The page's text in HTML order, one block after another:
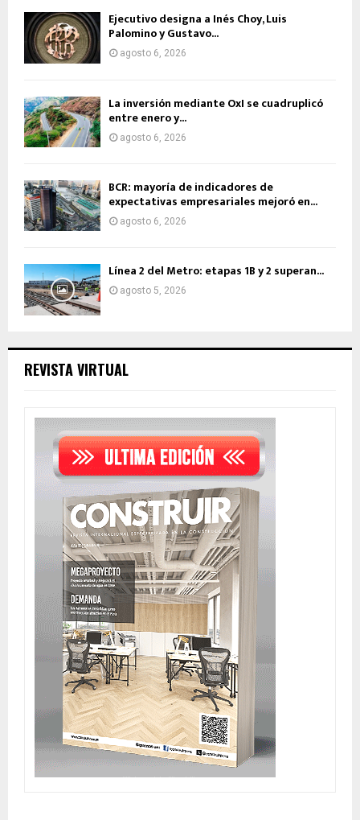
Ejecutivo designa a Inés Choy, Luis
Palomino y Gustavo...
agosto 6, 2026
La inversión mediante OxI se cuadruplicó
entre enero y...
agosto 6, 2026
BCR: mayoría de indicadores de
expectativas empresariales mejoró en...
agosto 6, 2026
Línea 2 del Metro: etapas 1B y 2 superan...
agosto 5, 2026
REVISTA VIRTUAL